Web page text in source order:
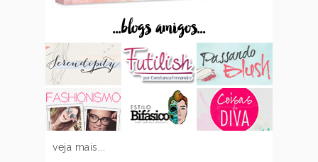
...blogs amigos...
veja mais...